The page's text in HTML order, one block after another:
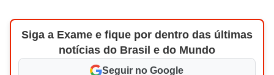
Siga a Exame e fique por dentro das últimas
notícias do Brasil e do Mundo
Seguir no Google